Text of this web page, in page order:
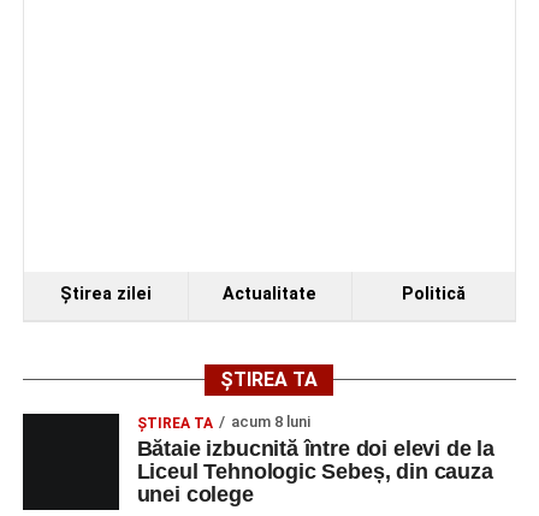
reprezintă doar începutul unei serii de concerte care vor
avea loc pe parcursul taberei, oferind comunității din
și de a lua parte la un veritabil schimb cultural prin
Adaugă-ne ca sursă preferată
Ştirea zilei Actualitate Politică
ȘTIREA TA
ŞTIREA TA acum 8 luni
Bătaie izbucnită între doi elevi de la
Liceul Tehnologic Sebeș, din cauza
unei colege